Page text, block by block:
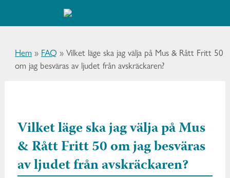
Hem » FAQ » Vilket läge ska jag välja på Mus & Rått Fritt 50
om jag besväras av ljudet från avskräckaren?
Vilket läge ska jag välja på Mus
& Rått Fritt 50 om jag besväras
av ljudet från avskräckaren?